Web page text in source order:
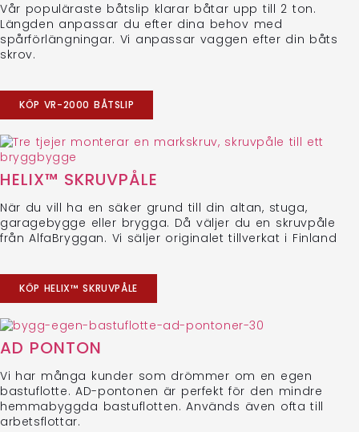
Vår populäraste båtslip klarar båtar upp till 2 ton.
Längden anpassar du efter dina behov med
spårförlängningar. Vi anpassar vaggen efter din båts
skrov.
KÖP VR-2000 BÅTSLIP
HELIX™ SKRUVPÅLE
När du vill ha en säker grund till din altan, stuga,
garagebygge eller brygga. Då väljer du en skruvpåle
från AlfaBryggan. Vi säljer originalet tillverkat i Finland
KÖP HELIX™ SKRUVPÅLE
AD PONTON
Vi har många kunder som drömmer om en egen
bastuflotte. AD-pontonen är perfekt för den mindre
hemmabyggda bastuflotten. Används även ofta till
arbetsflottar.